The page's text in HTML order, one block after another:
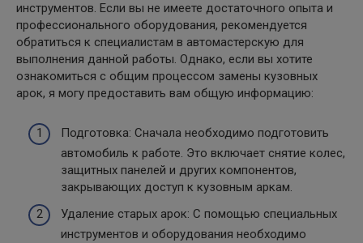
инструментов. Если вы не имеете достаточного опыта и
профессионального оборудования, рекомендуется
обратиться к специалистам в автомастерскую для
выполнения данной работы. Однако, если вы хотите
ознакомиться с общим процессом замены кузовных
арок, я могу предоставить вам общую информацию:
Подготовка: Сначала необходимо подготовить
автомобиль к работе. Это включает снятие колес,
защитных панелей и других компонентов,
закрывающих доступ к кузовным аркам.
Удаление старых арок: С помощью специальных
инструментов и оборудования необходимо